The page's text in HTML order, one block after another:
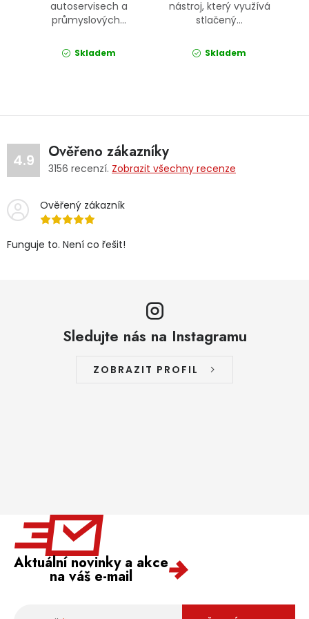
autoservisech a
průmyslových...
Skladem
nástroj, který využívá
stlačený...
Skladem
4.9 Ověřeno zákazníky
3156 recenzí. Zobrazit všechny recenze
Ověřený zákazník
Funguje to. Není co řešit!
Sledujte nás na Instagramu
ZOBRAZIT PROFIL
Aktuální novinky a akce
na váš e-mail